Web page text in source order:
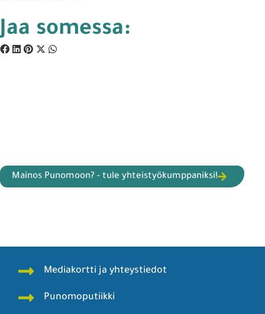
Jaa somessa:
Mainos Punomoon? - tule yhteistyökumppaniksi!
Mediakortti ja yhteystiedot
Punomoputiikki